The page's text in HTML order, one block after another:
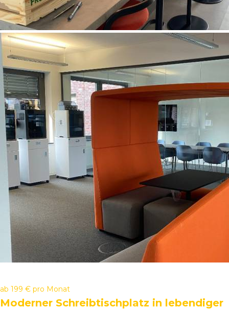
ab 199 € pro Monat
Moderner Schreibtischplatz in lebendiger